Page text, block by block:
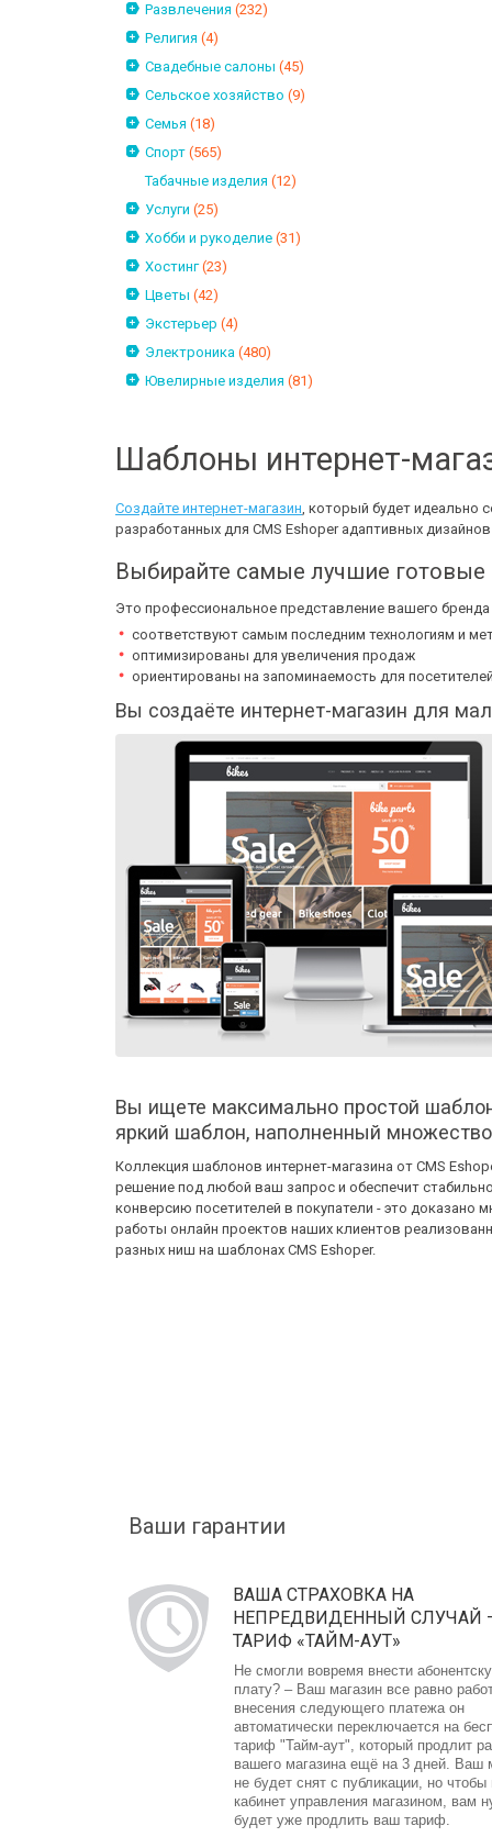
Развлечения (232)
Религия (4)
Свадебные салоны (45)
Сельское хозяйство (9)
Семья (18)
Спорт (565)
Табачные изделия (12)
Услуги (25)
Хобби и рукоделие (31)
Хостинг (23)
Цветы (42)
Экстерьер (4)
Электроника (480)
Ювелирные изделия (81)
Шаблоны интернет-
Создайте интернет-магазин, который будет идеально
разработанных для CMS Eshoper адаптивных дизайнов
Выбирайте самые лучшие
Это профессиональное представление вашего
соответствуют самым последним технологиям и
оптимизированы для увеличения продаж
ориентированы на запоминаемость для
Вы создаёте интернет-магазин для
Вы ищете максимально простой
яркий шаблон, наполненный
Коллекция шаблонов интернет-магазина от CMS
решение под любой ваш запрос и обеспечит
конверсию посетителей в покупатели - это доказано
работы онлайн проектов наших клиентов
разных ниш на шаблонах CMS Eshoper.
Ваши гарантии
ВАША СТРАХОВКА НА
НЕПРЕДВИДЕННЫЙ СЛУЧАЙ
ТАРИФ «ТАЙМ-АУТ»
Не смогли вовремя внести
плату? – Ваш магазин все равно
внесения следующего платежа он
автоматически переключается на
тариф "Тайм-аут", который продлит
вашего магазина ещё на 3 дней. Ваш
не будет снят с публикации, но чтобы
кабинет управления магазином, вам
будет уже продлить ваш тариф.